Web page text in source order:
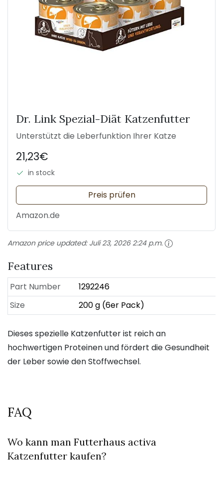
Dr. Link Spezial-Diät Katzenfutter
Unterstützt die Leberfunktion Ihrer Katze
21,23€
in stock
Preis prüfen
Amazon.de
Amazon price updated: Juli 23, 2026 2:24 p.m.
Features
Part Number
1292246
Size
200 g (6er Pack)
Dieses spezielle Katzenfutter ist reich an
hochwertigen Proteinen und fördert die Gesundheit
der Leber sowie den Stoffwechsel.
FAQ
Wo kann man Futterhaus activa
Katzenfutter kaufen?